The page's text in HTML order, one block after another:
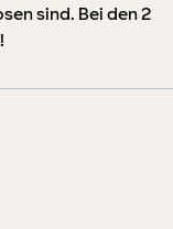
sind. Bei den 2